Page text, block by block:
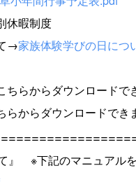
休暇制度
→家族体験学びの日につ
らからダウンロード
からダウンロードで
』 ※下記のマニュアルを